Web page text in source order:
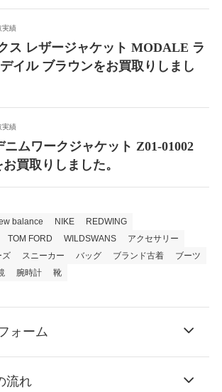
実績
ス レザージャケット MODALE ラ
イル ブラウンをお買取りしまし
実績
ニムワークジャケット Z01-01002
買取りしました。
balance NIKE
REDWING
TOM FORD WILDSWANS
アクセサリー
ズ スニーカー バッグ ブランド古着
ブーツ
腕時計 靴
ォーム
流れ